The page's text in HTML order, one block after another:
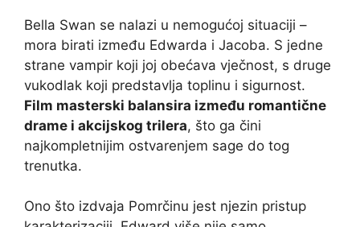
Bella Swan se nalazi u nemogućoj situaciji –
mora birati između Edwarda i Jacoba. S jedne
strane vampir koji joj obećava vječnost, s druge
vukodlak koji predstavlja toplinu i sigurnost.
Film masterski balansira između romantične
drame i akcijskog trilera, što ga čini
najkompletnijim ostvarenjem sage do tog
trenutka.
Ono što izdvaja Pomrčinu jest njezin pristup